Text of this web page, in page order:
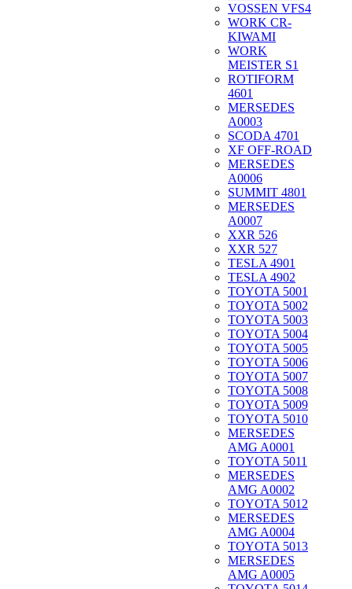
VOSSEN VFS4
WORK CR-
KIWAMI
WORK
MEISTER S1
ROTIFORM
4601
MERSEDES
A0003
SCODA 4701
XF OFF-ROAD
MERSEDES
A0006
SUMMIT 4801
MERSEDES
A0007
XXR 526
XXR 527
TESLA 4901
TESLA 4902
TOYOTA 5001
TOYOTA 5002
TOYOTA 5003
TOYOTA 5004
TOYOTA 5005
TOYOTA 5006
TOYOTA 5007
TOYOTA 5008
TOYOTA 5009
TOYOTA 5010
MERSEDES
AMG A0001
TOYOTA 5011
MERSEDES
AMG A0002
TOYOTA 5012
MERSEDES
AMG A0004
TOYOTA 5013
MERSEDES
AMG A0005